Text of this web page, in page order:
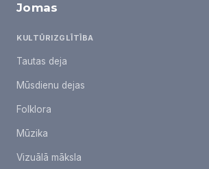
Jomas
KULTŪRIZGLĪTĪBA
Tautas deja
Mūsdienu dejas
Folklora
Mūzika
Vizuālā māksla